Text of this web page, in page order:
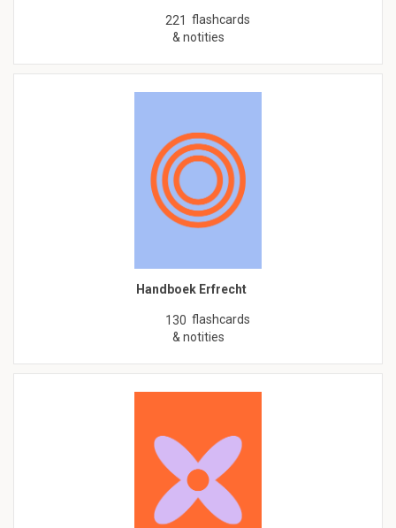
221 flashcards
& notities
Handboek Erfrecht
130 flashcards
& notities